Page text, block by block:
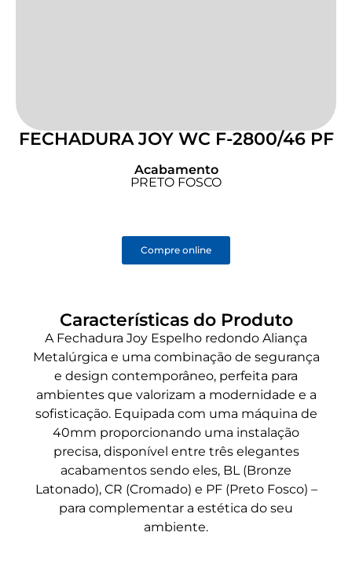
FECHADURA JOY WC F-2800/46 PF
Acabamento
PRETO FOSCO
Compre online
Características do Produto
A Fechadura Joy Espelho redondo Aliança
Metalúrgica e uma combinação de segurança
e design contemporâneo, perfeita para
ambientes que valorizam a modernidade e a
sofisticação. Equipada com uma máquina de
40mm proporcionando uma instalação
precisa, disponível entre três elegantes
acabamentos sendo eles, BL (Bronze
Latonado), CR (Cromado) e PF (Preto Fosco) –
para complementar a estética do seu
ambiente.